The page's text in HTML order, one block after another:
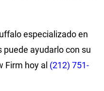
especializado en
ayudarlo con su
Firm hoy al (212) 751-